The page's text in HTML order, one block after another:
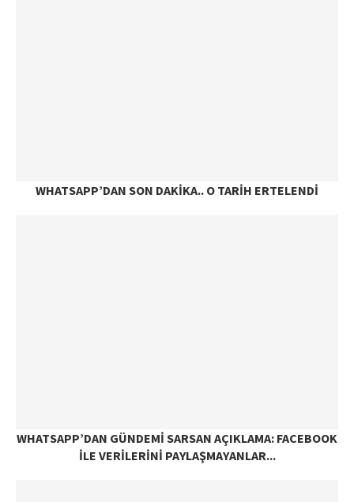
WHATSAPP’DAN SON DAKIKA.. O TARIH ERTELENDI
WHATSAPP’DAN GÜNDEMI SARSAN AÇIKLAMA: FACEBOOK
ILE VERILERINI PAYLAŞMAYANLAR...